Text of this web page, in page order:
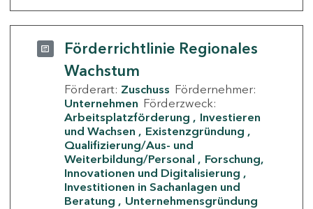
Förderrichtlinie Regionales
Wachstum
Förderart: Zuschuss Fördernehmer:
Unternehmen Förderzweck:
Arbeitsplatzförderung
Investieren
und Wachsen
Existenzgründung
Qualifizierung/Aus- und
Weiterbildung/Personal
Forschung,
Innovationen und Digitalisierung
Investitionen in Sachanlagen und
Beratung
Unternehmensgründung